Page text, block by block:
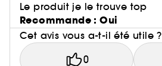
Le produit je le trouve top
Recommande : Oui
Cet avis vous a-t-il été utile ?
0